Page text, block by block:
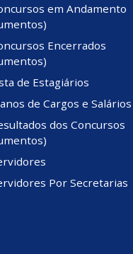
em Andamento
Encerrados
de Estagiários
de Cargos e Salários
dos Concursos
Por Secretarias